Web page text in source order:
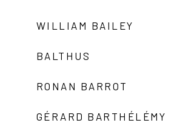
WILLIAM BAILEY
BALTHUS
RONAN BARROT
GÉRARD BARTHÉLÉMY